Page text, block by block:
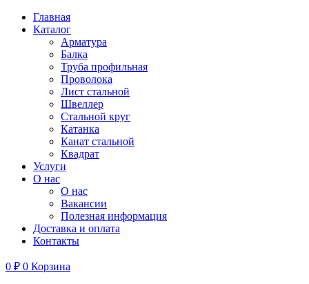
Главная
Каталог
Арматура
Балка
Труба профильная
Проволока
Лист стальной
Швеллер
Стальной круг
Катанка
Канат стальной
Квадрат
Услуги
О нас
О нас
Вакансии
Полезная информация
Доставка и оплата
Контакты
0 ₽ 0 Корзина